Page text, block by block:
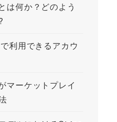
は何か？どのよう
利用できるアカウ
マーケットプレイ